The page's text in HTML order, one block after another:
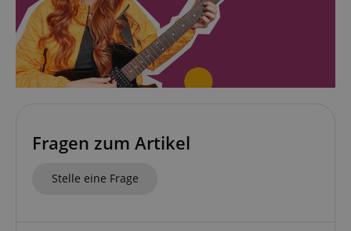
Fragen zum Artikel
Stelle eine Frage
91347
59
Minuten